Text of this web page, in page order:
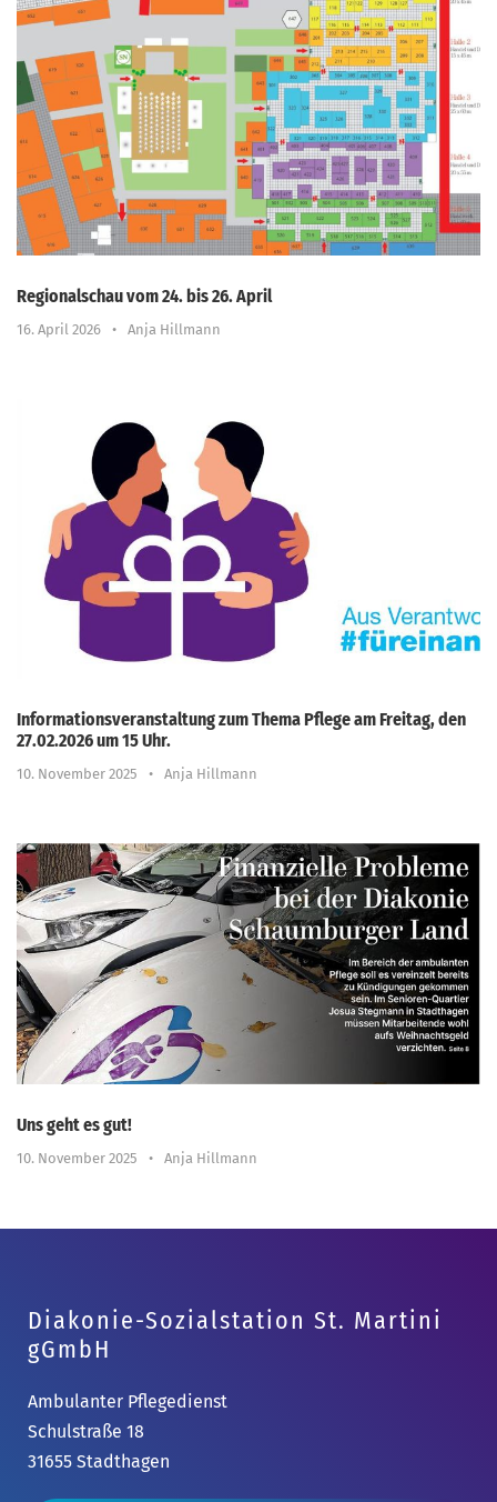
Regionalschau vom 24. bis 26. April
16. April 2026 • Anja Hillmann
Informationsveranstaltung zum Thema Pflege am Freitag, den
27.02.2026 um 15 Uhr.
10. November 2025 • Anja Hillmann
Uns geht es gut!
10. November 2025 • Anja Hillmann
Diakonie-Sozialstation St. Martini
gGmbH
Ambulanter Pflegedienst
Schulstraße 18
31655 Stadthagen